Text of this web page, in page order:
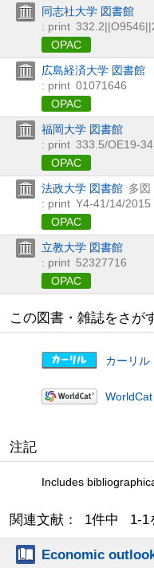
同志社大学 図書館
: print
OPAC
広島経済大学 図書館
: print 01071646
OPAC
福岡大学 図書館
: print 333.5/OE19-34
OPAC
法政大学 図書館 多図
: print Y4-41/14/2015
OPAC
立教大学 図書館
: print 52327716
OPAC
この図書・雑誌をさが
カーリル
WorldCat
注記
Includes
関連文献： 1件中 1-1
Economic